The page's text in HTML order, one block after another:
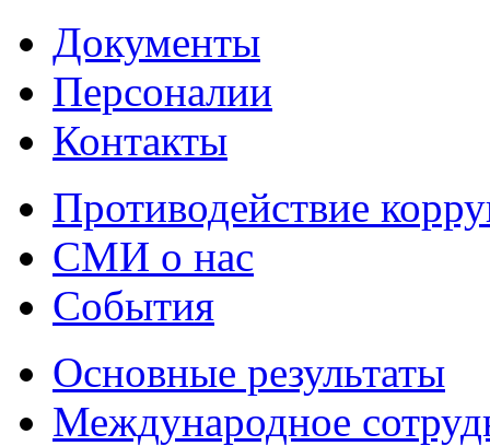
Документы
Персоналии
Контакты
Противодействие
СМИ о нас
События
Основные результаты
Международное